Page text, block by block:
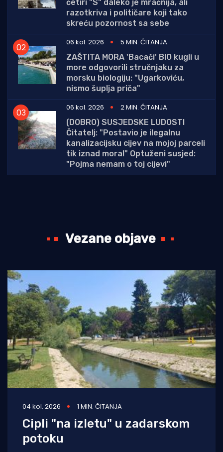
četiri "S" daleko je mračnija, ali
razotkriva i političare koji tako
skreću pozornost sa sebe
06 kol. 2026
5 MIN. ČITANJA
ZAŠTITA MORA 'Bacači' BIO kugli u
more odgovorili stručnjaku za
morsku biologiju: "Ugarkoviću,
nismo šuplja priča"
06 kol. 2026
2 MIN. ČITANJA
(DOBRO) SUSJEDSKE LUDOSTI
Čitatelj: "Postavio je ilegalnu
kanalizacijsku cijev na mojoj parceli
tik iznad mora!" Optuženi susjed:
"Pojma nemam o toj cijevi"
Vezane objave
04 kol. 2026 1 MIN. ČITANJA
Cipli "na izletu" u zadarskom
potoku